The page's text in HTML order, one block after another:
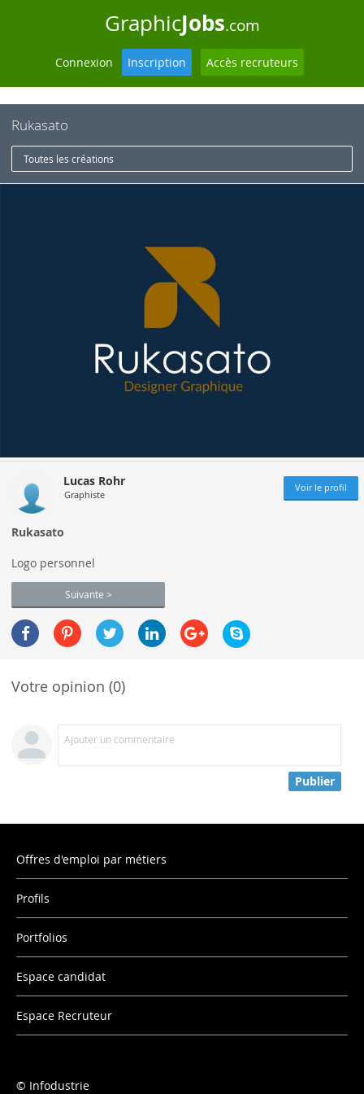
GraphicJobs.com
Connexion Inscription Accès recruteurs
Rukasato
Toutes les créations
Lucas Rohr
Graphiste
Voir le profil
Rukasato
Logo personnel
Suivante >
Votre opinion (0)
Ajouter un commentaire
Publier
Offres d'emploi par métiers
Profils
Portfolios
Espace candidat
Espace Recruteur
Infodustrie